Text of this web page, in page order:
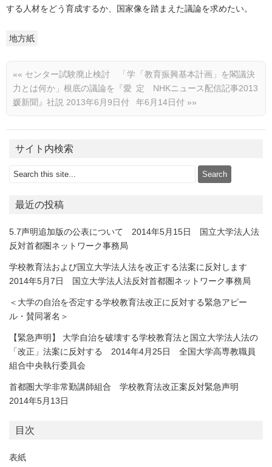
する人材をどう育成するか、国家像を踏まえた議論を求めたい。
地方紙
«« センター試験廃止検討 「学
力とは何か」根底の議論を『愛
媛新聞』社説 2013年6月9日付
「教育振興基本計画」を閣議決
定 NHKニュース配信記事2013
年6月14日付 »»
サイト内検索
最近の投稿
5.7声明追加版の公表について 2014年5月15日 国立大学法人法
反対首都圏ネットワーク事務局
学校教育法および国立大学法人法を改正する法案に反対します
2014年5月7日 国立大学法人法反対首都圏ネットワーク事務局
＜大学の自治を否定する学校教育法改正に反対する緊急アピー
ル・賛同署名＞
【緊急声明】 大学自治を破壊する学校教育法と国立大学法人法の
「改正」法案に反対する 2014年4月25日 全国大学高専教職員
組合中央執行委員会
首都圏大学非常勤講師組合 学校教育法改正案反対緊急声明
2014年5月13日
目次
表紙